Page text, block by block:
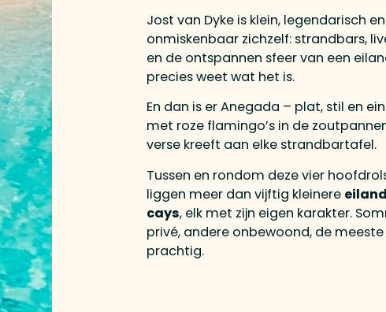
Jost van Dyke is klein, legendarisch en
onmiskenbaar zichzelf: strandbars,
en de ontspannen sfeer van een
precies weet wat het is.
En dan is er Anegada – plat, stil en
met roze flamingo’s in de
verse kreeft aan elke strandbartafel.
Tussen en rondom deze vier
liggen meer dan vijftig kleinere
cays, elk met zijn eigen karakter.
privé, andere onbewoond, de meeste
prachtig.